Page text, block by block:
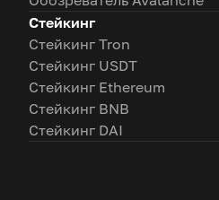
Стейкинг
Стейкинг Tron
Стейкинг USDT
Стейкинг Ethereum
Стейкинг BNB
Стейкинг DAI